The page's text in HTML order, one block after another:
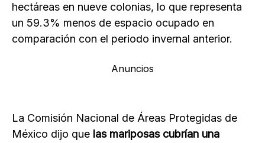
hectáreas en nueve colonias, lo que representa
un 59.3% menos de espacio ocupado en
comparación con el periodo invernal anterior.
Anuncios
La Comisión Nacional de Áreas Protegidas de
México dijo que las mariposas cubrían una